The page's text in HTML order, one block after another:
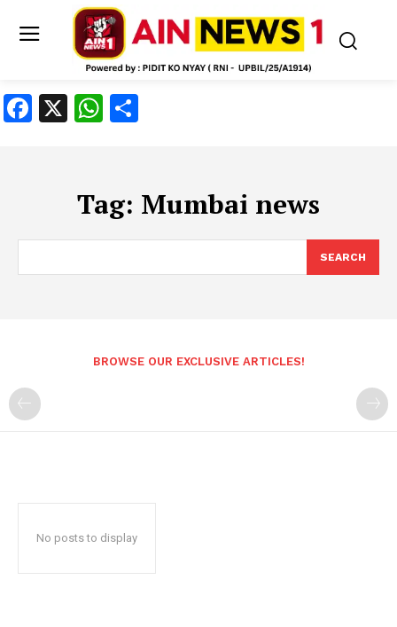
Facebook
X WhatsApp
Tag: Mumbai news
SEARCH
BROWSE OUR EXCLUSIVE ARTICLES!
No posts to display